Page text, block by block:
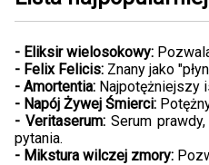
- Eliksir wielosokowy:
- Felix Felicis: Znany jako
- Amortentia: Najpotężniejszy
- Napój Żywej Śmierci:
- Veritaserum:Serum
pytania.
- Mikstura wilczej zmory: